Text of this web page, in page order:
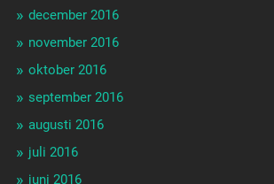
december 2016
november 2016
oktober 2016
september 2016
augusti 2016
juli 2016
juni 2016